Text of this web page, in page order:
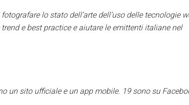
lo stato dell’arte dell’uso delle tecnologie
e best practice e aiutare le emittenti italiane nel
un sito ufficiale e un app mobile. 19 sono su